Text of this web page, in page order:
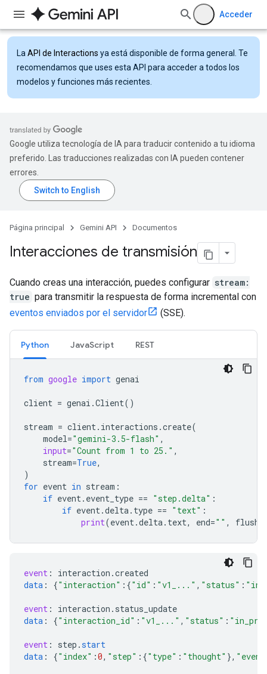
Acceder
La API de Interactions ya está disponible de forma general. Te
recomendamos que uses esta API para acceder a todos los
modelos y funciones más recientes.
Google utiliza tecnología de IA para traducir contenido a tu idioma
preferido. Las traducciones realizadas con IA pueden contener
errores.
Página principal Gemini API Documentos
Interacciones de transmisión
Cuando creas una interacción, puedes configurar stream:
true para transmitir la respuesta de forma incremental con
eventos enviados por el servidor
(SSE).
Python JavaScript REST
from google import genai
client = genai .Client()
stream = client. interactions .create(
model="gemini-3.5-flash" ,
input="Count from 1 to 25." ,
stream=True,
)
for event in stream :
if event. event_type == "step.delta" :
if event.delta. type == "text" :
print(event.delta. text, end="" , flush
event : interaction .created
data : {"interaction" :{"id" : "v1_..." , "status" :
event : interaction . status_update
data : {"interaction_id" : "v1_..." , "status" :
event : step .start
data : {"index" :0, "step" :{"type" : "thought" },